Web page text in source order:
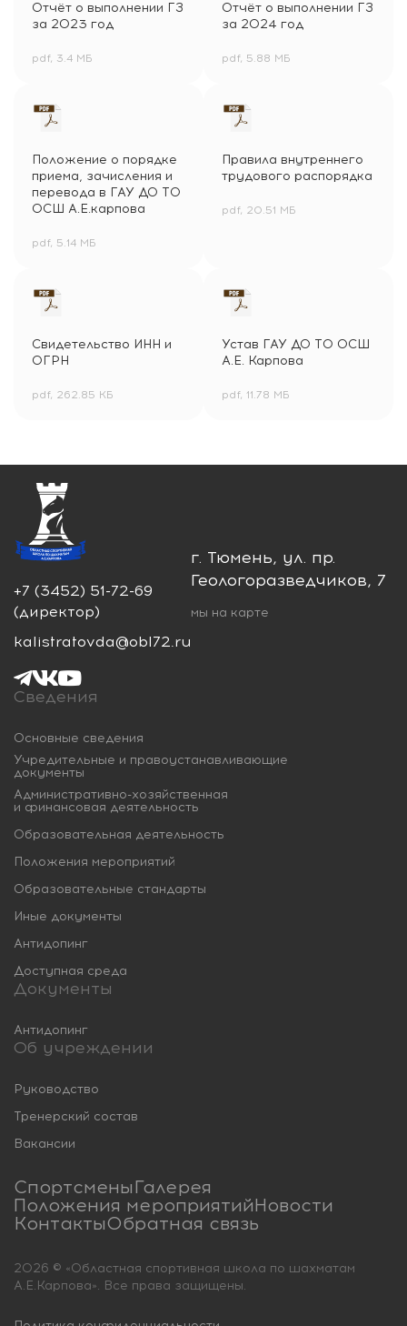
Отчёт о выполнении ГЗ
за 2023 год
pdf, 3.4 МБ
Отчёт о выполнении ГЗ
за 2024 год
pdf, 5.88 МБ
Положение о порядке
приема, зачисления и
перевода в ГАУ ДО ТО
ОСШ А.Е.карпова
pdf, 5.14 МБ
Правила внутреннего
трудового распорядка
pdf, 20.51 МБ
Свидетельство ИНН и
ОГРН
pdf, 262.85 КБ
Устав ГАУ ДО ТО ОСШ
А.Е. Карпова
pdf, 11.78 МБ
+7 (3452) 51-72-69
(директор)
kalistratovda@obl72.ru
г. Тюмень, ул. пр.
Геологоразведчиков, 7
мы на карте
Сведения
Основные сведения
Учредительные и правоустанавливающие
документы
Административно-хозяйственная
и финансовая деятельность
Образовательная деятельность
Положения мероприятий
Образовательные стандарты
Иные документы
Антидопинг
Доступная среда
Документы
Антидопинг
Об учреждении
Руководство
Тренерский состав
Вакансии
СпортсменыГалерея
Положения мероприятийНовости
КонтактыОбратная связь
2026 © «Областная спортивная школа по шахматам
А.Е.Карпова». Все права защищены.